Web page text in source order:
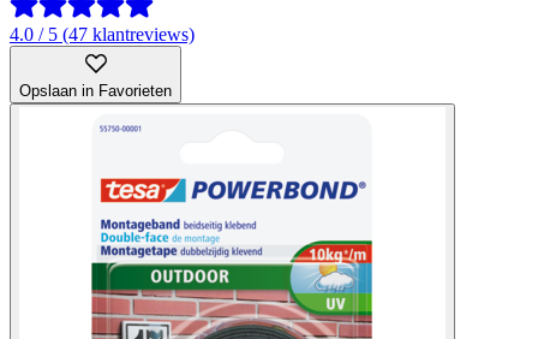
4.0 / 5 (47 klantreviews)
Opslaan in Favorieten